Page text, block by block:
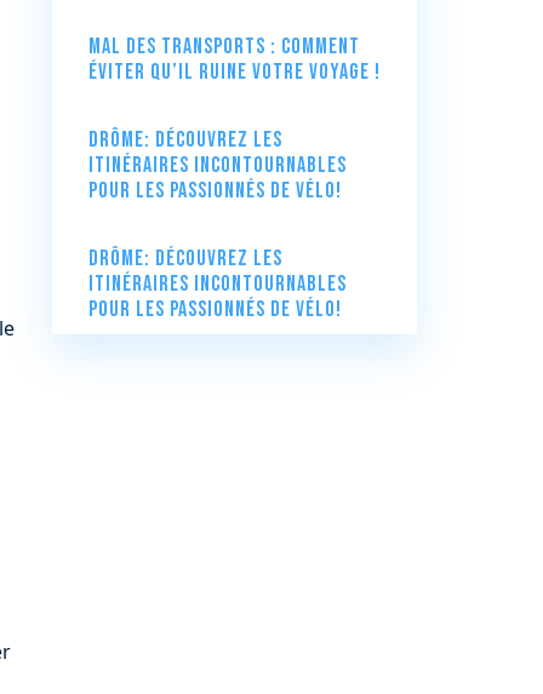
Mal des transports : comment
éviter qu’il ruine votre voyage !
Drôme: Découvrez les
itinéraires incontournables
pour les passionnés de vélo!
Drôme: Découvrez les
itinéraires incontournables
pour les passionnés de vélo!